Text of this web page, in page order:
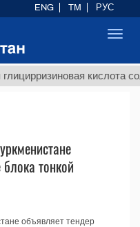
кислота
тонкой
объявляет тендер
ENG TM РУС